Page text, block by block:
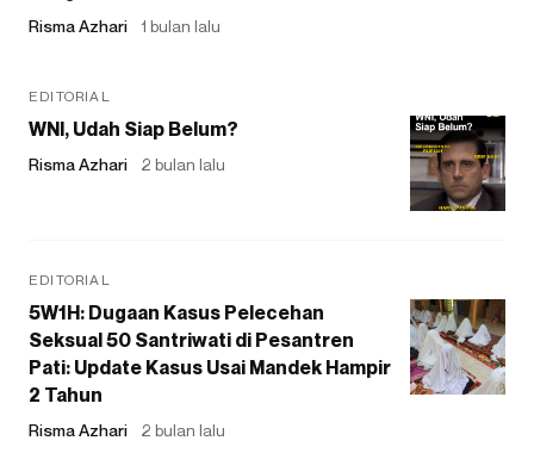
Risma Azhari 1 bulan lalu
EDITORIAL
WNI, Udah Siap Belum?
Risma Azhari 2 bulan lalu
EDITORIAL
5W1H: Dugaan Kasus Pelecehan
Seksual 50 Santriwati di Pesantren
Pati: Update Kasus Usai Mandek Hampir
2 Tahun
Risma Azhari 2 bulan lalu